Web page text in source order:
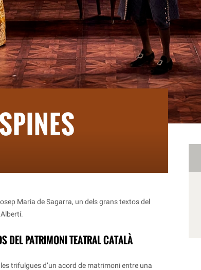
Maria de Sagarra, un dels grans textos del
DEL PATRIMONI TEATRAL CATALÀ
trifulgues d’un acord de matrimoni entre una